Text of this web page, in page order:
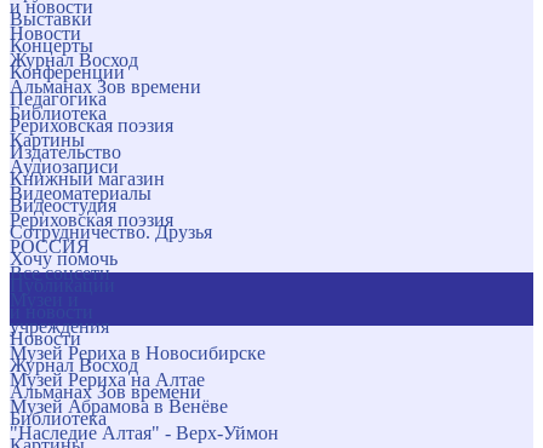
и новости
Новости
Журнал Восход
Альманах Зов времени
Библиотека
Картины
Аудиозаписи
Видеоматериалы
Рериховская поэзия
РОССИЯ
Все соцсети
учреждения
Музей Рериха в Новосибирске
Музей Рериха на Алтае
Музей Абрамова в Венёве
"Наследие Алтая" - Верх-Уймон
Выставки
Концерты
Конференции
Педагогика
Рериховская поэзия
Издательство
Книжный магазин
Видеостудия
Сотрудничество. Друзья
Хочу помочь
Новости
Журнал Восход
Альманах Зов времени
Библиотека